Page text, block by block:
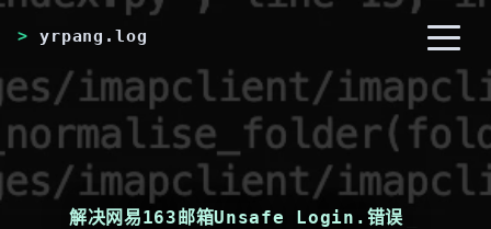
yrpang.log
首页 归档 分类
解决网易163邮箱Unsafe Login.错误